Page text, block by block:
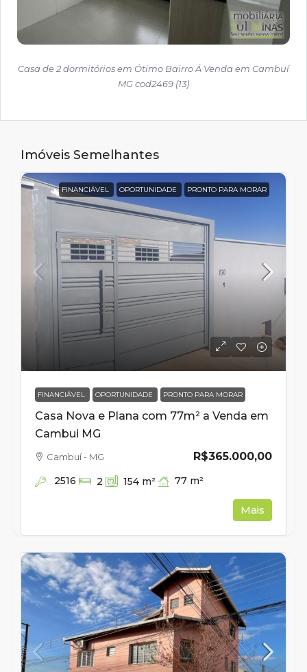
Casa de 2 dormitórios em Ótimo Bairro Á Venda em Cambuí
MG cod2469 (13)
Imóveis Semelhantes
FINANCIÁVEL OPORTUNIDADE PRONTO PARA MORAR
FINANCIÁVEL OPORTUNIDADE PRONTO PARA MORAR
Casa Nova e Plana com 77m² a Venda em
Cambui MG
R$365.000,00
Cambuí - MG
2516 2 154 m² 77 m²
Mais